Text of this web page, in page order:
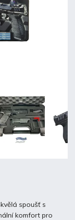
spoušť s
komfort pro